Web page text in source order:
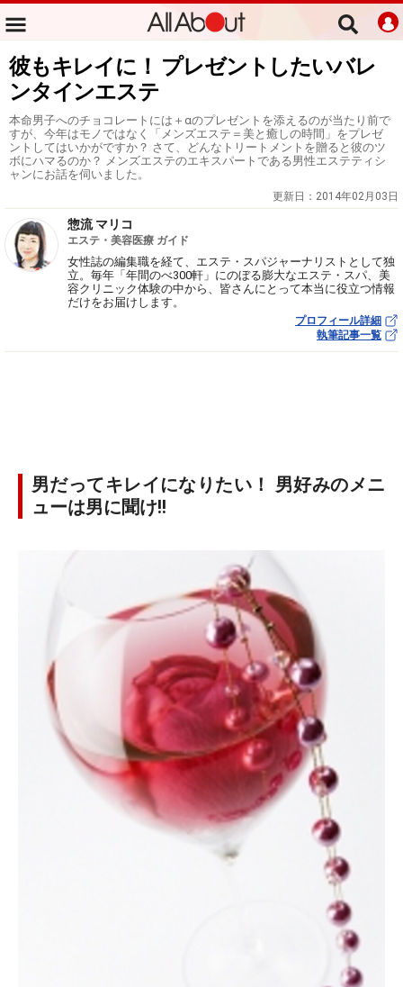
彼もキレイに！ プレゼントしたいバレ
ンタインエステ
本命男子へのチョコレートには＋αのプレゼントを添えるのが当たり前で
すが、今年はモノではなく「メンズエステ＝美と癒しの時間」をプレゼ
ントしてはいかがですか？ さて、どんなトリートメントを贈ると彼のツ
ボにハマるのか？ メンズエステのエキスパートである男性エステティシ
ャンにお話を伺いました。
更新日： 2014年02月03日
惣流 マリコ
エステ・美容医療 ガイド
女性誌の編集職を経て、エステ・スパジャーナリストとして独
立。毎年「年間のべ300軒」にのぼる膨大なエステ・スパ、美
容クリニック体験の中から、皆さんにとって本当に役立つ情報
だけをお届けします。
プロフィール詳細
執筆記事一覧
男だってキレイになりたい！ 男好みのメニ
ューは男に聞け!!